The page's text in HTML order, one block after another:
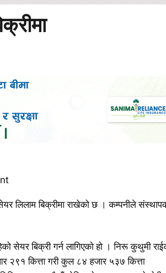
लिलाम बिक्रीमा राखेको छ । कम्पनीले
सेयर बिक्री गर्न लागिएको हो । निरू कुथुमी
२९१ कित्ता गरी कुल ८४ हजार ५३७ कित्ता